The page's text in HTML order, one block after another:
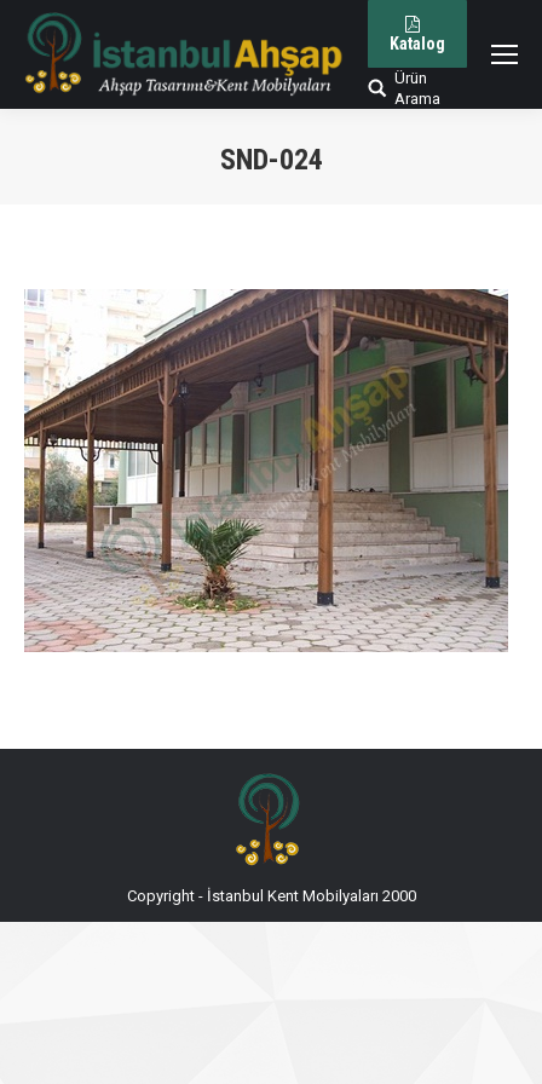
Katalog
Arama:
Ürün
Arama
SND-024
Copyright - İstanbul Kent Mobilyaları 2000